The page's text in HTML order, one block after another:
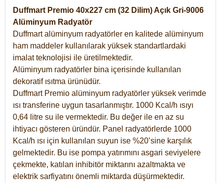
Duffmart Premio 40x227 cm (32 Dilim) Açık Gri-9006
Alüminyum Radyatör
Duffmart alüminyum radyatörler en kalitede alüminyum
ham maddeler kullanılarak yüksek standartlardaki
imalat teknolojisi ile üretilmektedir.
Alüminyum radyatörler bina içerisinde kullanılan
dekoratif ısıtma ürünüdür.
Duffmart Premio alüminyum radyatörler yüksek verimde
ısı transferine uygun tasarlanmıştır. 1000 Kcal/h ısıyı
0,64 litre su ile vermektedir. Bu değer ile en az su
ihtiyacı gösteren üründür. Panel radyatörlerde 1000
Kcal/h ısı için kullanılan suyun ise %20’sine karşılık
gelmektedir. Bu ise pompa yatırımını asgari seviyelere
çekmekte, katılan inhibitör miktarını azaltmakta ve
elektrik sarfiyatını önemli miktarda düşürmektedir.